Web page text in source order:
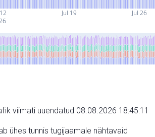
Jul 19 Jul 26
viimati uuendatud 08.08.2026 18:45:11
ühes tunnis tugijaamale nähtavaid